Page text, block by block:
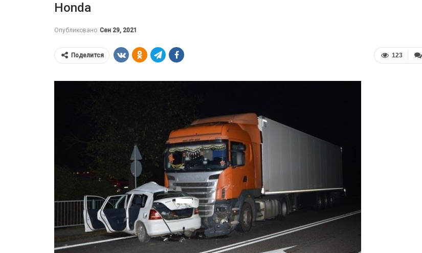
Honda
Опубликовано Сен 29, 2021
123
Поделится